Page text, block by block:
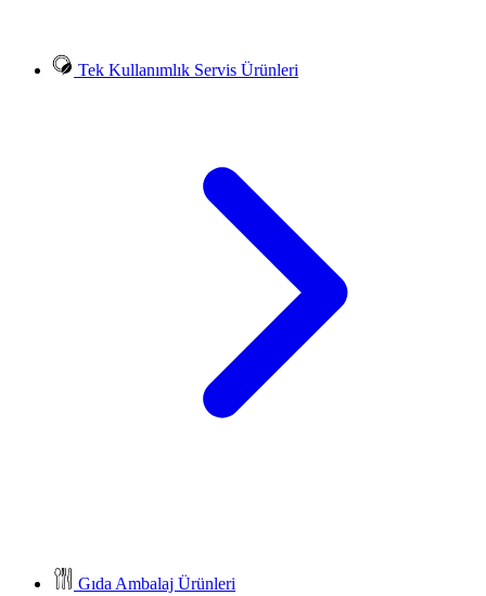
Tek Kullanımlık Servis Ürünleri
Gıda Ambalaj Ürünleri